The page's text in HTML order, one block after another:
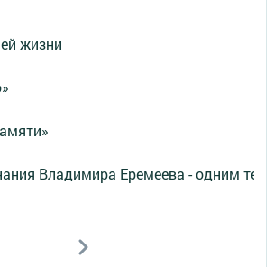
жизни
Владимира Еремеева - одним